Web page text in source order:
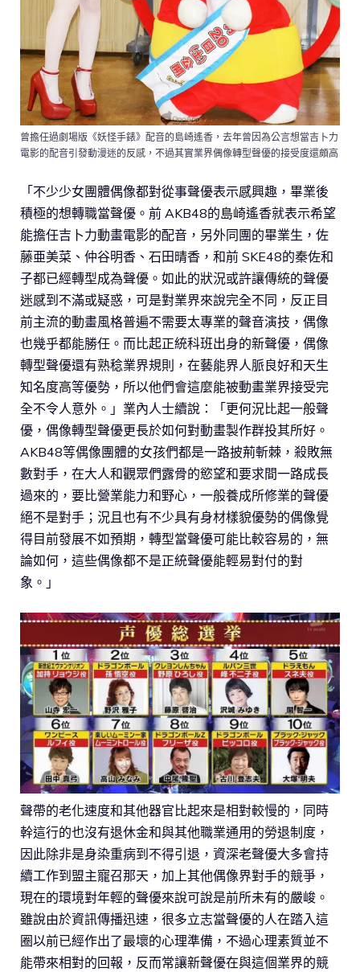
曾擔任過劇場版《妖怪手錶》配音的島崎遙香，去年曾因為公言想當吉卜力
電影的配音引發動漫迷的反感，不過其實業界偶像轉型聲優的接受度還頗高
「不少少女團體偶像都對從事聲優表示感興趣，畢業後
積極的想轉職當聲優。前 AKB48的島崎遙香就表示希望
能擔任吉卜力動畫電影的配音，另外同團的畢業生，佐
藤亜美菜、仲谷明香、石田晴香，和前 SKE48的秦佐和
子都已經轉型成為聲優。如此的狀況或許讓傳統的聲優
迷感到不滿或疑惑，可是對業界來說完全不同，反正目
前主流的動畫風格普遍不需要太專業的聲音演技，偶像
也幾乎都能勝任。而比起正統科班出身的新聲優，偶像
轉型聲優還有熟稔業界規則，在藝能界人脈良好和天生
知名度高等優勢，所以他們會這麼能被動畫業界接受完
全不令人意外。」業內人士續說：「更何況比起一般聲
優，偶像轉型聲優更長於如何對動畫製作群投其所好。
AKB48等偶像團體的女孩們都是一路披荊斬棘，殺敗無
數對手，在大人和觀眾們露骨的慾望和要求間一路成長
過來的，要比營業能力和野心，一般養成所修業的聲優
絕不是對手；況且也有不少具有身材樣貌優勢的偶像覺
得目前發展不如預期，轉型當聲優可能比較容易的，無
論如何，這些偶像都不是正統聲優能輕易對付的對
象。」
聲帶的老化速度和其他器官比起來是相對較慢的，同時
幹這行的也沒有退休金和與其他職業通用的勞退制度，
因此除非是身染重病到不得引退，資深老聲優大多會持
續工作到盟主寵召那天，加上其他偶像界對手的競爭，
現在的環境對年輕的聲優來說可說是前所未有的嚴峻。
雖說由於資訊傳播迅速，很多立志當聲優的人在踏入這
圈以前已經作出了最壞的心理準備，不過心理素質並不
能帶來相對的回報，反而常讓新聲優在與這個業界的競